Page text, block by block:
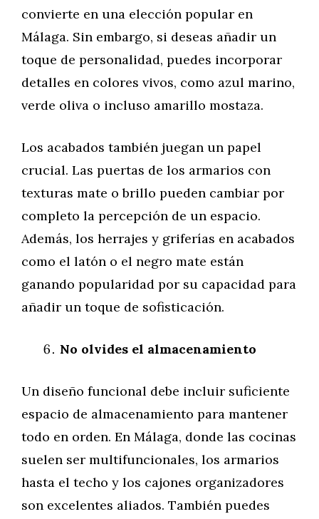
convierte en una elección popular en
Málaga. Sin embargo, si deseas añadir un
toque de personalidad, puedes incorporar
detalles en colores vivos, como azul marino,
verde oliva o incluso amarillo mostaza.
Los acabados también juegan un papel
crucial. Las puertas de los armarios con
texturas mate o brillo pueden cambiar por
completo la percepción de un espacio.
Además, los herrajes y griferías en acabados
como el latón o el negro mate están
ganando popularidad por su capacidad para
añadir un toque de sofisticación.
No olvides el almacenamiento
Un diseño funcional debe incluir suficiente
espacio de almacenamiento para mantener
todo en orden. En Málaga, donde las cocinas
suelen ser multifuncionales, los armarios
hasta el techo y los cajones organizadores
son excelentes aliados. También puedes